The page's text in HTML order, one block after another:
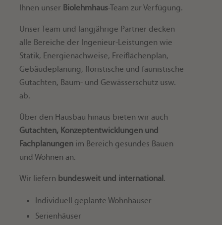
Ihnen unser Biolehmhaus-Team zur Verfügung.
Unser Team und langjährige Partner decken
alle Bereiche der Ingenieur-Leistungen wie
Statik, Energienachweise, Freiflächenplan,
Gebäudeplanung, floristische und faunistische
Gutachten, Baum- und Gewässerschutz usw.
ab.
Über den Hausbau hinaus bieten wir auch
Gutachten, Konzeptentwicklungen und
Fachplanungenim Bereich gesundes Bauen
und Wohnen an.
Wir liefern bundesweit und international .
Individuell geplante Wohnhäuser
Serienhäuser